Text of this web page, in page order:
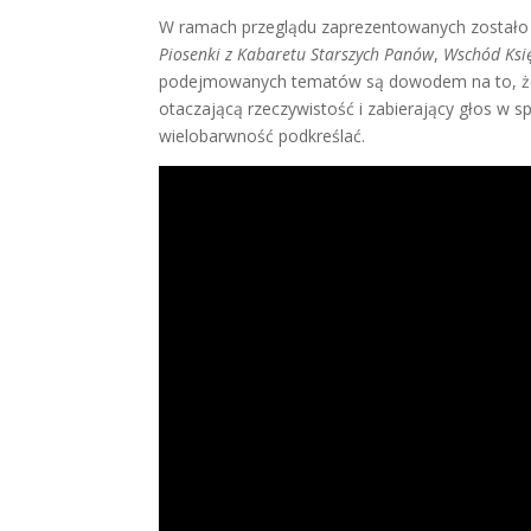
W ramach przeglądu zaprezentowanych
Piosenki z Kabaretu Starszych Panów, Wschód
podejmowanych tematów są dowodem na to,
otaczającą rzeczywistość i zabierający głos w
wielobarwność podkreślać.